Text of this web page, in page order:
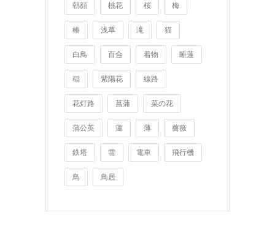
朝顔 桃花 桜 梅
椿 浅草 滝 猫
白鳥 百合 着物 睡蓮
稲 紫陽花 線路
花灯路 菖蒲 菜の花
蒲公英 蓮 薄 薔薇
鉄塔 雪 電車 飛行機
鳥 鳥居